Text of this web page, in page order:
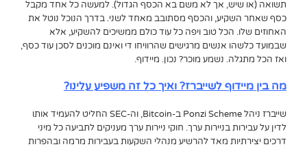
תשואה (או שיש, אך לא משם בא הכסף הגדול). למעשה כל אחד מקבל
כסף שאחר השקיע, והכסף מסתובב מאחד לשני. בדרך הנוכל נוטל את
האחוזים שלו. הכל טוב ויפה כל עוד כולם ממשיכים להשקיע, אלא
שבמועד כלשהו אנשים מרגישים שהרוויחו די ואינם מוכנים לסכן עוד כסף,
ואז הכל מתגלה. נשמע מוכר? נכון. מיידוף.
מה בין מיידוף לשייברז? ואיך כל זה משפיע עלינו?
שייברז ניהל Ponzi Scheme ב-Bitcoin, וה-SEC החליט להעמיד אותו
לדין על עבירות בניירות ערך. חוקי ניירות ערך מעניקים לתביעה כל מיני
דרכים יצירתיות מאד להרשיע מנהלי השקעות בעבירות מרמה ובהפרות